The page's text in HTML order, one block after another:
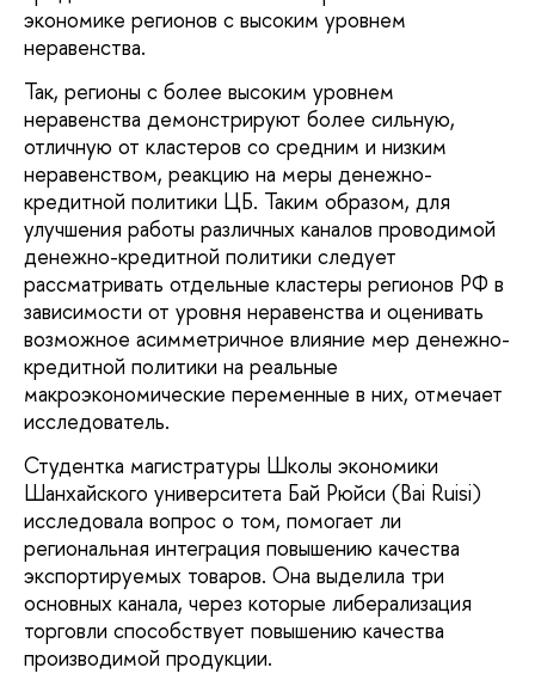
экономике регионов с высоким уровнем
неравенства.
Так, регионы с более высоким уровнем
неравенства демонстрируют более сильную,
отличную от кластеров со средним и низким
неравенством, реакцию на меры денежно-
кредитной политики ЦБ. Таким образом, для
улучшения работы различных каналов проводимой
денежно-кредитной политики следует
рассматривать отдельные кластеры регионов РФ в
зависимости от уровня неравенства и оценивать
возможное асимметричное влияние мер денежно-
кредитной политики на реальные
макроэкономические переменные в них, отмечает
исследователь.
Студентка магистратуры Школы экономики
Шанхайского университета Бай Рюйси (Bai Ruisi)
исследовала вопрос о том, помогает ли
региональная интеграция повышению качества
экспортируемых товаров. Она выделила три
основных канала, через которые либерализация
торговли способствует повышению качества
производимой продукции.